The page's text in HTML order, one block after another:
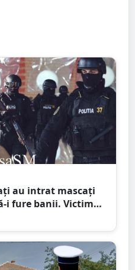
au intrat mascați
i fure banii. Victima